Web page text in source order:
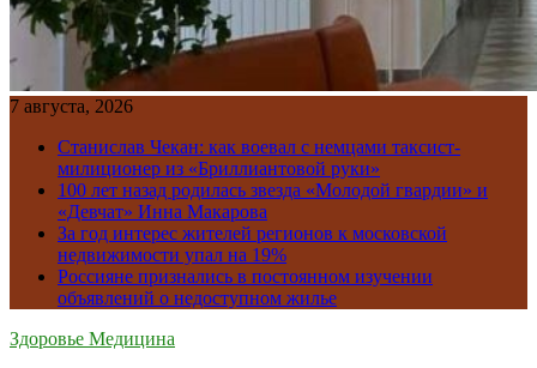
7 августа, 2026
Станислав Чекан: как воевал с немцами таксист-
милиционер из «Бриллиантовой руки»
100 лет назад родилась звезда «Молодой гвардии» и
«Девчат» Инна Макарова
За год интерес жителей регионов к московской
недвижимости упал на 19%
Россияне признались в постоянном изучении
объявлений о недоступном жилье
Здоровье Медицина